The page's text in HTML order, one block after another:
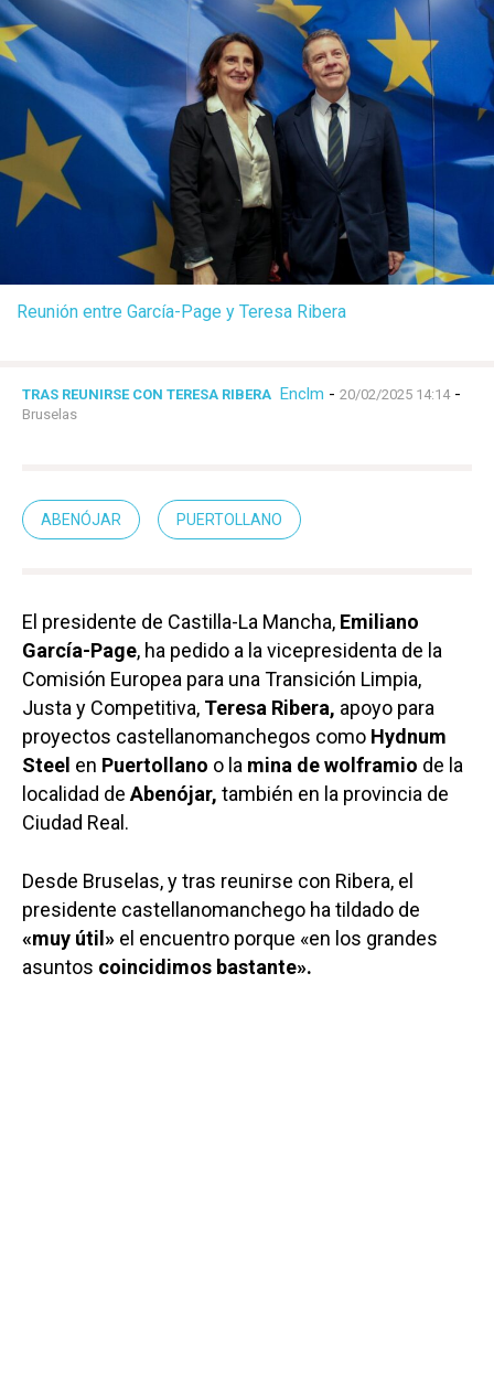
Reunión entre García-Page y Teresa Ribera
TRAS REUNIRSE CON TERESA RIBERA Enclm - 20/02/2025 14:14-
Bruselas
ABENÓJAR PUERTOLLANO
El presidente de Castilla-La Mancha, Emiliano
García-Page, ha pedido a la vicepresidenta de la
Comisión Europea para una Transición Limpia,
Justa y Competitiva, Teresa Ribera, apoyo para
proyectos castellanomanchegos como Hydnum
Steel en Puertollano o la mina de wolframio de la
localidad de Abenójar, también en la provincia de
Ciudad Real.
Desde Bruselas, y tras reunirse con Ribera, el
presidente castellanomanchego ha tildado de
«muy útil» el encuentro porque «en los grandes
asuntos coincidimos bastante».